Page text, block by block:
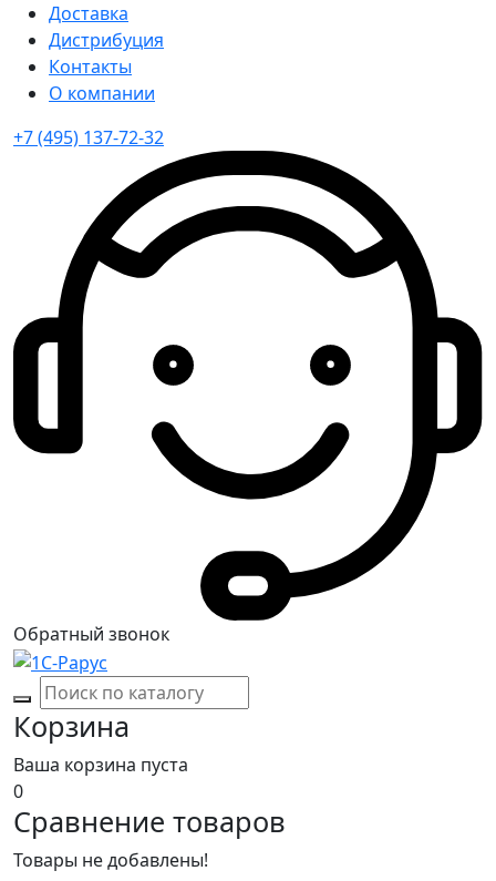
Доставка
Дистрибуция
Контакты
О компании
+7 (495) 137-72-32
Обратный звонок
Корзина
Ваша корзина пуста
0
Сравнение товаров
Товары не добавлены!